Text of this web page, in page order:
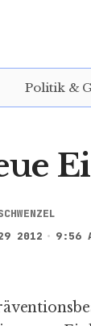
Politik &
2012
9:56